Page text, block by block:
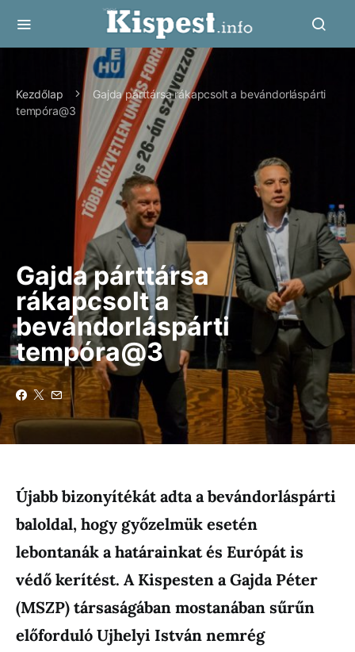
Kezdőlap
Gajda párttársa rákapcsolt a bevándorláspárti
tempóra@3
Gajda párttársa
rákapcsolt a
bevándorláspárti
tempóra@3
Újabb bizonyítékát adta a bevándorláspárti
baloldal, hogy győzelmük esetén
lebontanák a határainkat és Európát is
védő kerítést. A Kispesten a Gajda Péter
(MSZP) társaságában mostanában sűrűn
előforduló Ujhelyi István nemrég